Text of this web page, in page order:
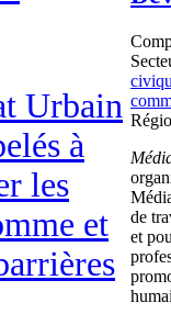
Urbain
à
les
et
de
et